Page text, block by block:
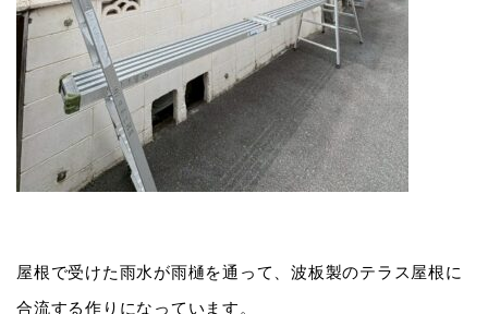
屋根で受けた雨水が雨樋を通って、波板製のテラス屋根に
合流する作りになっています。